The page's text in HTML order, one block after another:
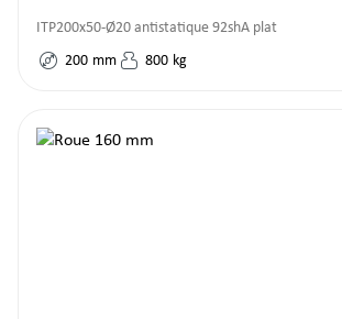
ITP200x50-Ø20 antistatique 92shA plat
200 mm 800 kg